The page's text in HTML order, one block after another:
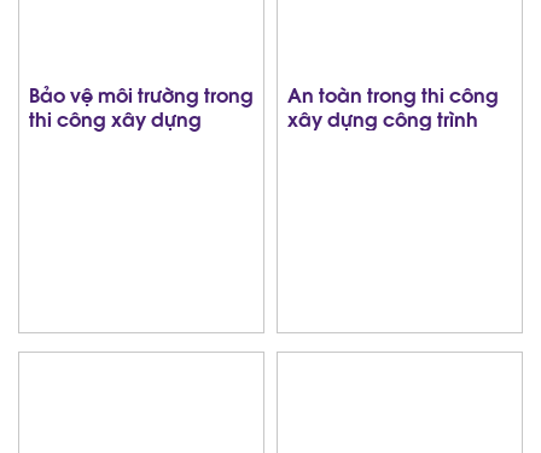
Bảo vệ môi trường trong
thi công xây dựng
An toàn trong thi công
xây dựng công trình